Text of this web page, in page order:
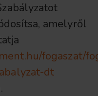
amelyről
fogaszat/
dt